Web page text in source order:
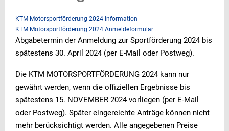
KTM Motorsportförderung 2024 Information
KTM Motorsportförderung 2024 Anmeldeformular
Abgabetermin der Anmeldung zur Sportförderung 2024 bis
spätestens 30. April 2024 (per E-Mail oder Postweg).
Die KTM MOTORSPORTFÖRDERUNG 2024 kann nur
gewährt werden, wenn die offiziellen Ergebnisse bis
spätestens 15. NOVEMBER 2024 vorliegen (per E-Mail
oder Postweg). Später eingereichte Anträge können nicht
mehr berücksichtigt werden. Alle angegebenen Preise